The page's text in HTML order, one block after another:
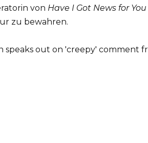
von Have I Got News for You
zu bewahren.